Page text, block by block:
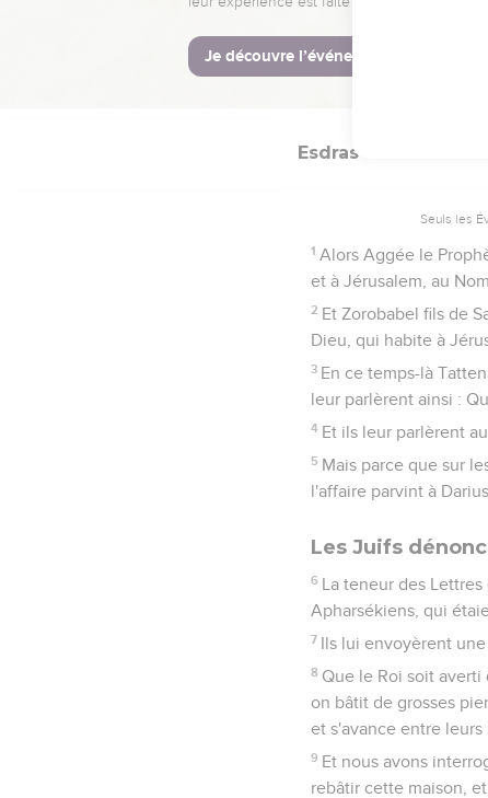
Reprise des
24 Alors le travail de la
Esdras
Seuls les
1 Alors Aggée le
et à Jérusalem, au
2 Et Zorobabel fils de
Dieu, qui habite à
3 En ce temps-là
leur parlèrent ainsi :
4 Et ils leur parlèrent
5 Mais parce que sur
l'affaire parvint à
Les Juifs
6 La teneur des
Apharsékiens, qui
7 Ils lui envoyèrent
8 Que le Roi soit
on bâtit de grosses
et s'avance entre leurs
9 Et nous avons
rebâtir cette maison,